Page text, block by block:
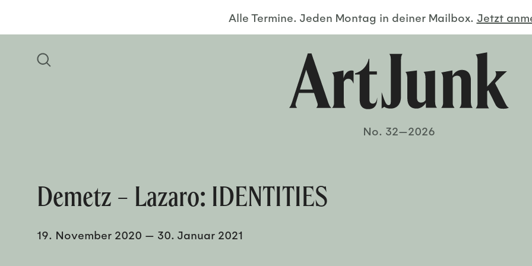
Alle Termine. Jeden Montag in deiner Mailbox. Jetzt
No. 32—2026
Demetz – Lazaro: IDENTITIES
19. November 2020 — 30. Januar 2021